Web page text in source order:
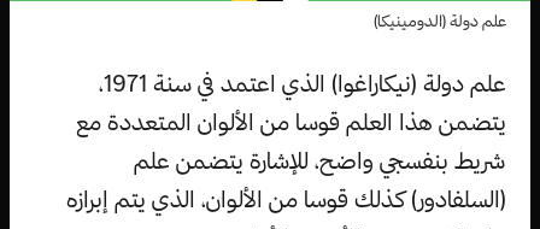
علم دولة (الدومينيكا)
علم دولة (نيكاراغوا) الذي اعتمد في سنة 1971،
يتضمن هذا العلم قوسا من الألوان المتعددة مع
شريط بنفسجي واضح، للإشارة يتضمن علم
(السلفادور) كذلك قوسا من الألوان، الذي يتم إبرازه